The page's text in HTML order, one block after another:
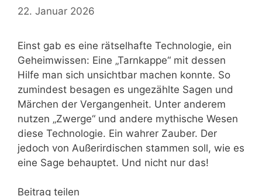
22. Januar 2026
Einst gab es eine rätselhafte Technologie, ein
Geheimwissen: Eine „Tarnkappe“ mit dessen
Hilfe man sich unsichtbar machen konnte. So
zumindest besagen es ungezählte Sagen und
Märchen der Vergangenheit. Unter anderem
nutzen „Zwerge“ und andere mythische Wesen
diese Technologie. Ein wahrer Zauber. Der
jedoch von Außerirdischen stammen soll, wie es
eine Sage behauptet. Und nicht nur das!
Beitrag teilen